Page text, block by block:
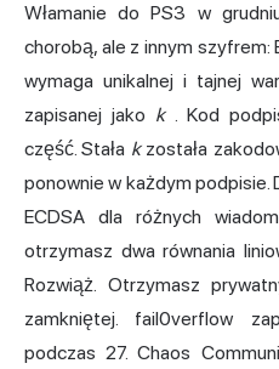
Włamanie do PS3 w
chorobą, ale z innym szyfrem:
wymaga unikalnej i tajnej
zapisanej jako k. Kod
część. Stała kzostała
ponownie w każdym podpisie.
ECDSA dla różnych
otrzymasz dwa równania
Rozwiąż. Otrzymasz
zamkniętej. fail0verflow
podczas 27. Chaos